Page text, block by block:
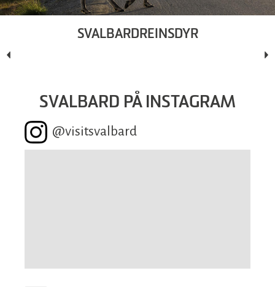
SVALBARDREINSDYR
SVALBARD PÅ INSTAGRAM
@visitsvalbard